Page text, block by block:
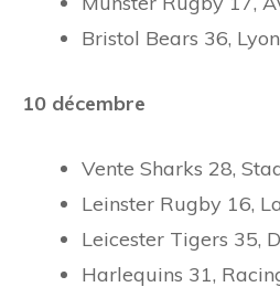
Bristol Bears 36,
10 décembre
Vente Sharks 28,
Leinster Rugby 16,
Leicester Tigers 35,
Harlequins 31,